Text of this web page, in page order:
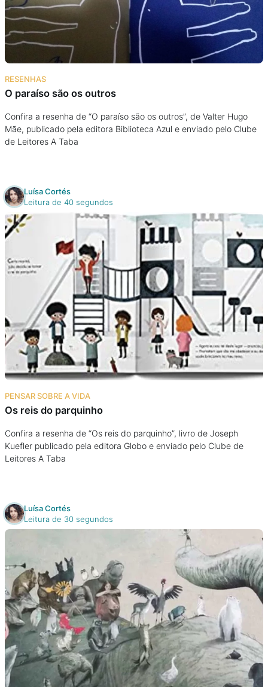
RESENHAS
O paraíso são os outros
Confira a resenha de “O paraíso são os outros”, de Valter Hugo
Mãe, publicado pela editora Biblioteca Azul e enviado pelo Clube
de Leitores A Taba
Luísa Cortés
Leitura de 40 segundos
PENSAR SOBRE A VIDA
Os reis do parquinho
Confira a resenha de “Os reis do parquinho”, livro de Joseph
Kuefler publicado pela editora Globo e enviado pelo Clube de
Leitores A Taba
Luísa Cortés
Leitura de 30 segundos